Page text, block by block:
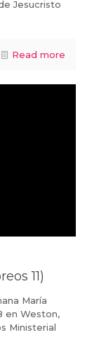
Jesucristo
Read more
11)
María
en Weston,
Ministerial